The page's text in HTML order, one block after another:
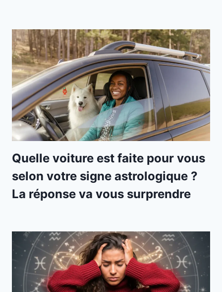
Quelle voiture est faite pour vous
selon votre signe astrologique ?
La réponse va vous surprendre